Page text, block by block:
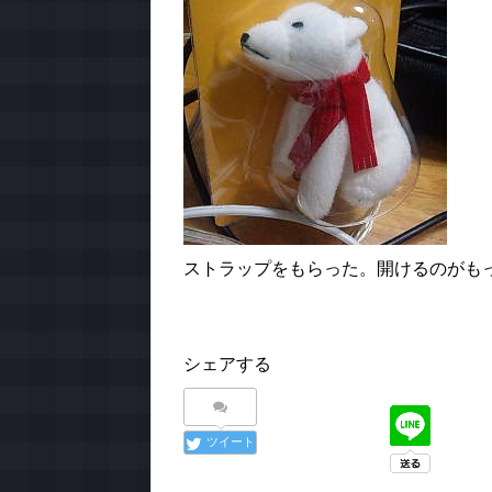
ストラップをもらった。開けるのがも
シェアする
ツイート